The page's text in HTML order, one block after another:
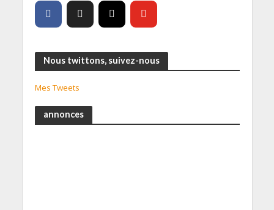
Nous twittons, suivez-nous
Mes Tweets
annonces